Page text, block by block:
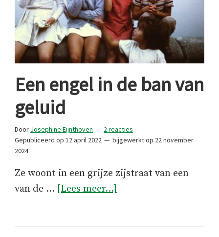
Een engel in de ban van
geluid
Door Josephine Eijnthoven
2 reacties
Gepubliceerd op 12 april 2022 bijgewerkt op 22 november
2024
Ze woont in een grijze zijstraat van een
van de … [Lees meer...]